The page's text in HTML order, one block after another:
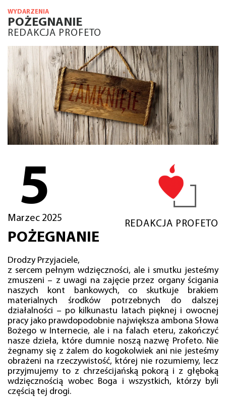
WYDARZENIA
POŻEGNANIE
REDAKCJA PROFETO
5
Marzec 2025
REDAKCJA PROFETO
POŻEGNANIE
Drodzy Przyjaciele,
z sercem pełnym wdzięczności, ale i smutku jesteśmy
zmuszeni – z uwagi na zajęcie przez organy ścigania
naszych kont bankowych, co skutkuje brakiem
materialnych środków potrzebnych do dalszej
działalności – po kilkunastu latach pięknej i owocnej
pracy jako prawdopodobnie największa ambona Słowa
Bożego w Internecie, ale i na falach eteru, zakończyć
nasze dzieła, które dumnie noszą nazwę Profeto. Nie
żegnamy się z żalem do kogokolwiek ani nie jesteśmy
obrażeni na rzeczywistość, której nie rozumiemy, lecz
przyjmujemy to z chrześcijańską pokorą i z głęboką
wdzięcznością wobec Boga i wszystkich, którzy byli
częścią tej drogi.